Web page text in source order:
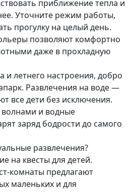
приближение тепла и
Уточните режим работы,
прогулку на целый день.
позволяют комфортно
даже в прохладную
и летнего настроения, добро
Развлечения на воде —
все дети без исключения.
волнами и водные
заряд бодрости до самого
развлечения?
на квесты для детей.
комнаты предлагают
маленьких и для